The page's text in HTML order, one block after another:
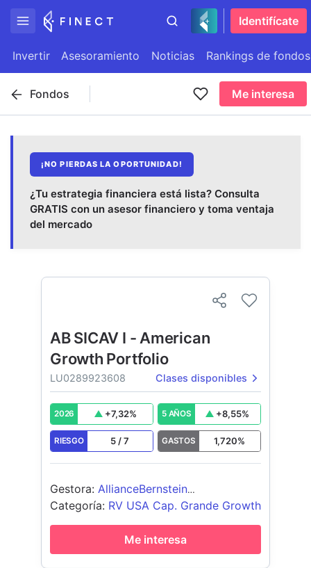
Identifícate
Invertir Asesoramiento Noticias Rankings de fondos
Fondos Me interesa
¡NO PIERDAS LA OPORTUNIDAD!
¿Tu estrategia financiera está lista? Consulta
GRATIS con un asesor financiero y toma ventaja
del mercado
AB SICAV I - American
Growth Portfolio
LU0289923608 Clases disponibles
2026 +7,32% 5 AÑOS +8,55%
RIESGO 5 /7 GASTOS 1,720%
Gestora: AllianceBernstein
(Luxembourg) S.à r.l.
Categoría: RV USA Cap. Grande Growth
Me interesa